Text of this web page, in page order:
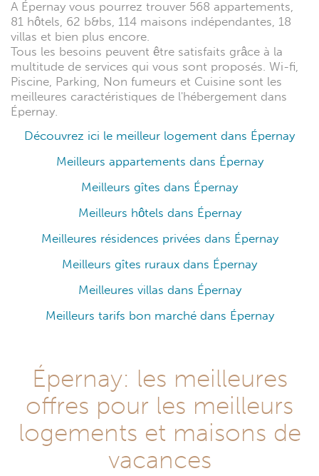
A Épernay vous pourrez trouver 568 appartements,
81 hôtels, 62 b&bs, 114 maisons indépendantes, 18
villas et bien plus encore.
Tous les besoins peuvent être satisfaits grâce à la
multitude de services qui vous sont proposés. Wi-fi,
Piscine, Parking, Non fumeurs et Cuisine sont les
meilleures caractéristiques de l'hébergement dans
Épernay.
Découvrez ici le meilleur logement dans Épernay
Meilleurs appartements dans Épernay
Meilleurs gîtes dans Épernay
Meilleurs hôtels dans Épernay
Meilleures résidences privées dans Épernay
Meilleurs gîtes ruraux dans Épernay
Meilleures villas dans Épernay
Meilleurs tarifs bon marché dans Épernay
Épernay: les meilleures
offres pour les meilleurs
logements et maisons de
vacances